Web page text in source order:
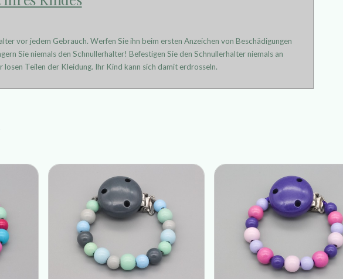
vor jedem Gebrauch. Werfen Sie ihn beim ersten Anzeichen von Beschädigungen
Sie niemals den Schnullerhalter! Befestigen Sie den Schnullerhalter niemals an
losen Teilen der Kleidung. Ihr Kind kann sich damit erdrosseln.